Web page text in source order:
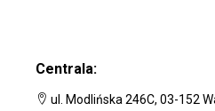
Centrala:
ul. Modlińska 246C, 03-152